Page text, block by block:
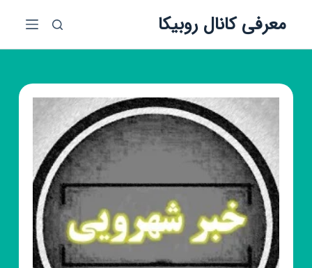
ش
معرفی کانال روبیکا